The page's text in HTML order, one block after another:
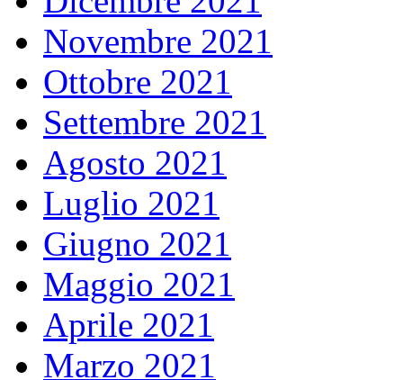
Novembre 2021
Ottobre 2021
Settembre 2021
Agosto 2021
Luglio 2021
Giugno 2021
Maggio 2021
Aprile 2021
Marzo 2021